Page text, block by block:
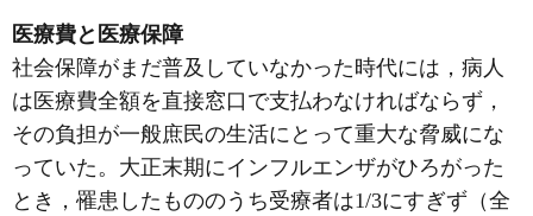
医療費と医療保障
社会保障がまだ普及していなかった時代には，病人
は医療費全額を直接窓口で支払わなければならず，
その負担が一般庶民の生活にとって重大な脅威にな
っていた。大正末期にインフルエンザがひろがった
とき，罹患したもののうち受療者は1/3にすぎず（全